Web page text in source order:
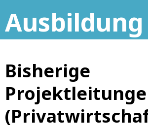
e
r
S
l
i
d
Ausbildung
Bisherige